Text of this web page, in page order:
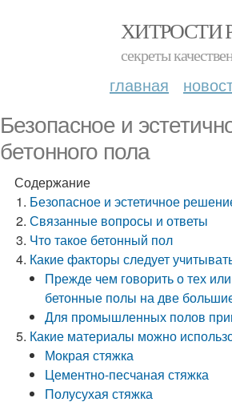
ХИТРОСТИ
секреты
главная
Безопасное и
бетонного пола
Содержание
Безопасное и эстетичное
Связанные вопросы и ответы
Что такое бетонный пол
Какие факторы следует
Прежде чем говорить о тех
бетонные полы на две
Для промышленных полов
Какие материалы можно
Мокрая стяжка
Цементно-песчаная стяжка
Полусухая стяжка